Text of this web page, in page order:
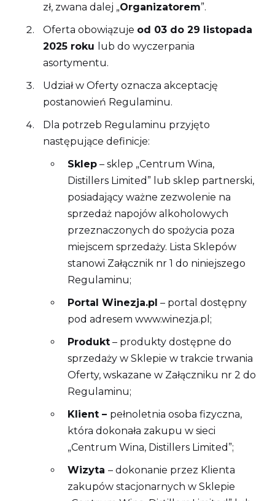
zł, zwana dalej „Organizatorem”.
Oferta obowiązuje od 03 do 29 listopada
2025 roku
lub do wyczerpania
asortymentu.
Udział w Oferty oznacza akceptację
postanowień Regulaminu.
Dla potrzeb Regulaminu przyjęto
następujące definicje:
Sklep – sklep „Centrum Wina,
Distillers Limited” lub sklep partnerski,
posiadający ważne zezwolenie na
sprzedaż napojów alkoholowych
przeznaczonych do spożycia poza
miejscem sprzedaży. Lista Sklepów
stanowi Załącznik nr 1 do niniejszego
Regulaminu;
Portal Winezja.pl – portal dostępny
pod adresem www.winezja.pl;
Produkt – produkty dostępne do
sprzedaży w Sklepie w trakcie trwania
Oferty, wskazane w Załączniku nr 2 do
Regulaminu;
Klient – pełnoletnia osoba fizyczna,
która dokonała zakupu w sieci
„Centrum Wina, Distillers Limited”;
Wizyta – dokonanie przez Klienta
zakupów stacjonarnych w Sklepie